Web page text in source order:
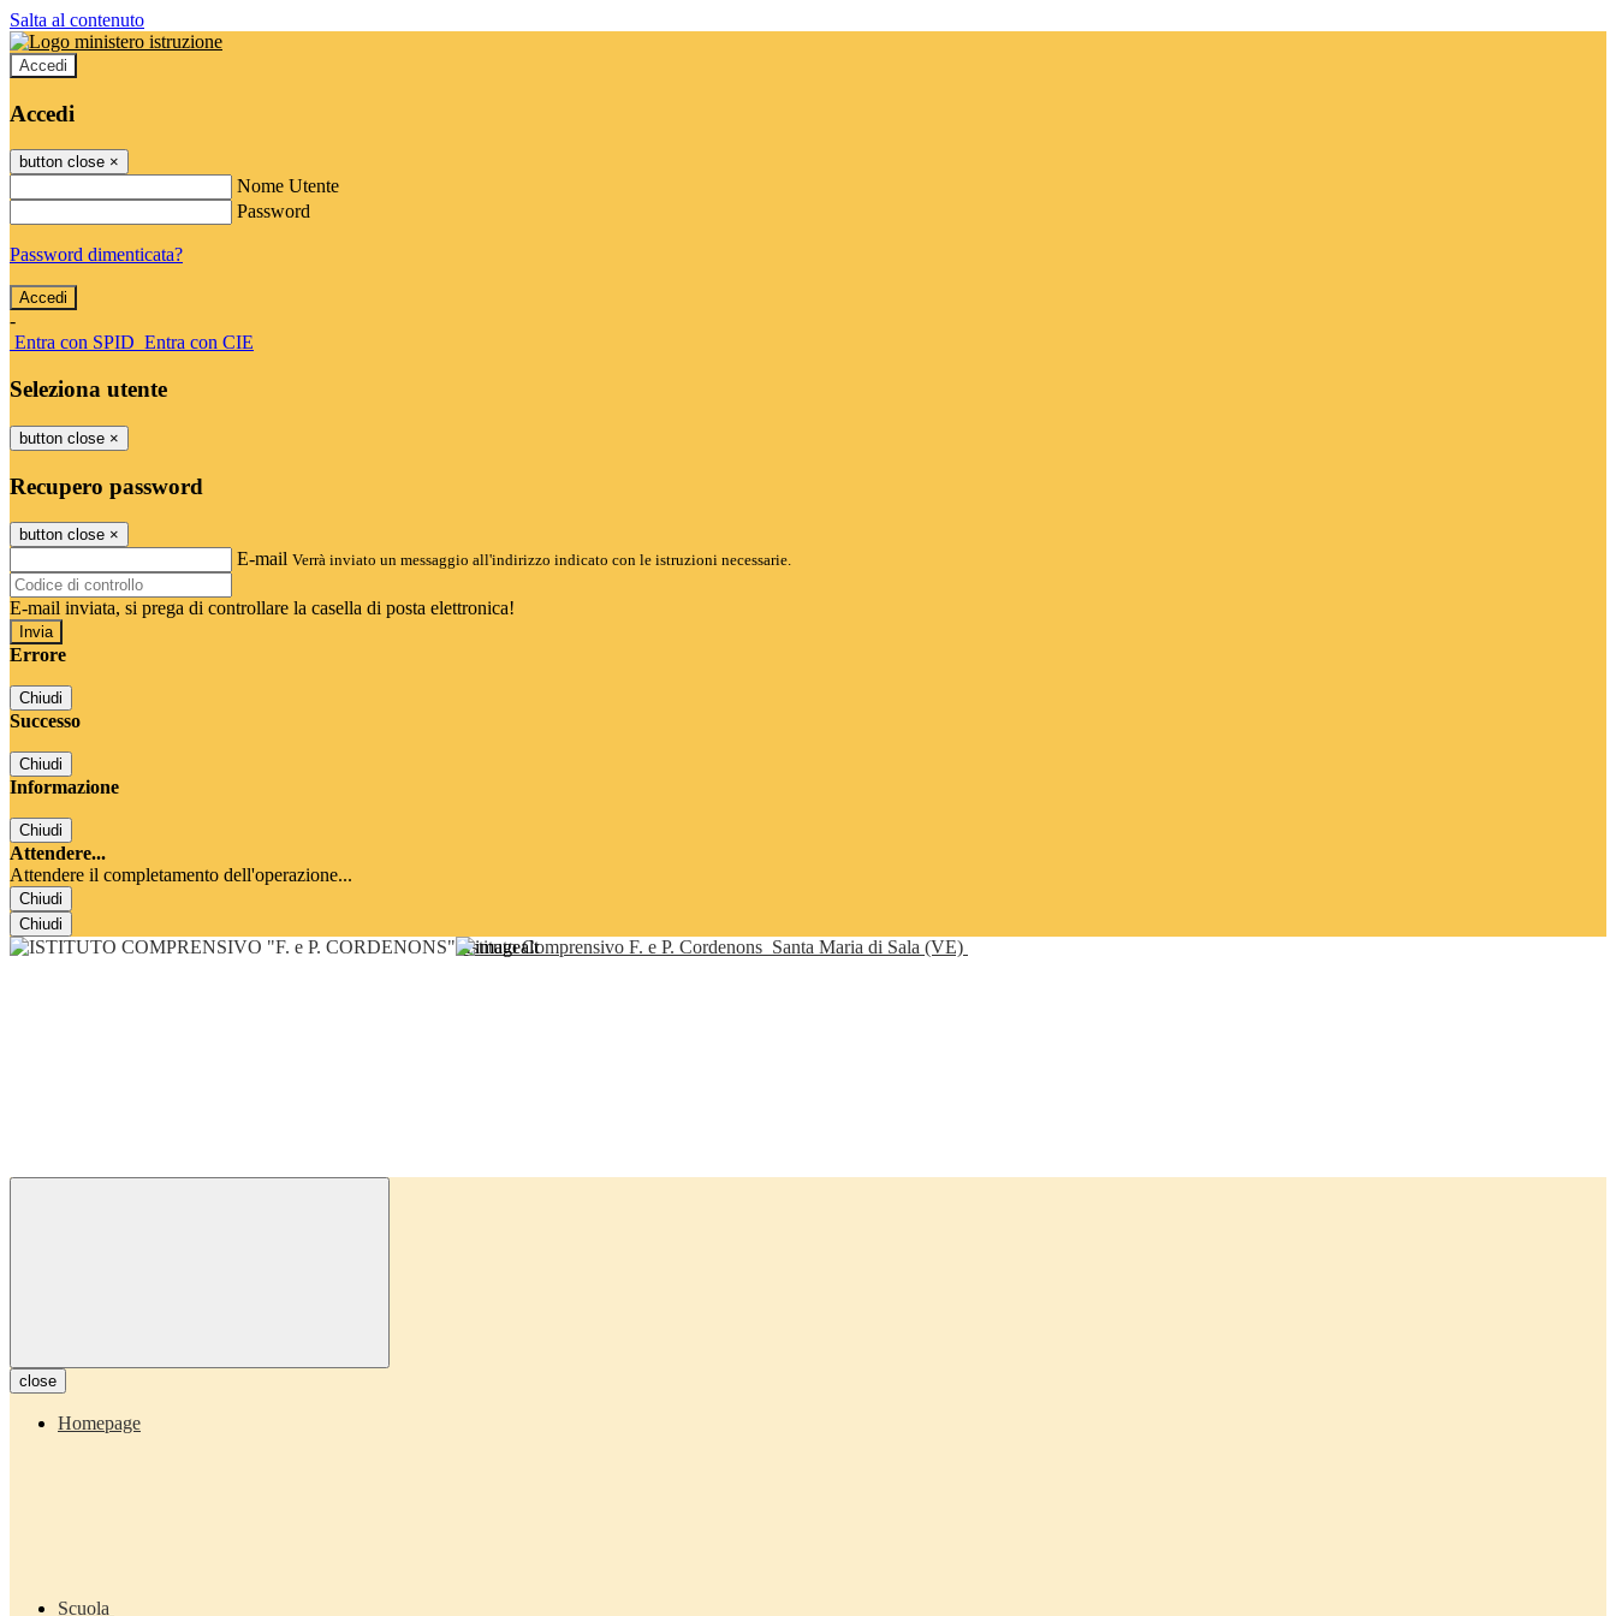
Salta al contenuto
Accedi
Accedi
button close ×
Nome Utente
Password
Password dimenticata?
-
Entra con SPID Entra con CIE
Seleziona utente
button close ×
Recupero password
button close ×
E-mail Verrà inviato un messaggio all'indirizzo indicato con le istruzioni necessarie.
E-mail inviata, si prega di controllare la casella di posta elettronica!
Errore
Chiudi
Successo
Chiudi
Informazione
Chiudi
Attendere...
Attendere il completamento dell'operazione...
Chiudi
Chiudi
Istituto Comprensivo F. e P. Cordenons Santa Maria di Sala (VE)
close
Homepage
Scuola